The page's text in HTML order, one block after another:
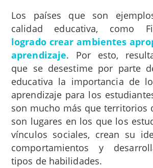
Los países que son
calidad educativa, como
logrado crear ambientes
aprendizaje. Por esto,
que se desestime por parte
educativa la importancia de
aprendizaje para los
son mucho más que territorios
son lugares en los que los
vínculos sociales, crean su
comportamientos y
tipos de habilidades.